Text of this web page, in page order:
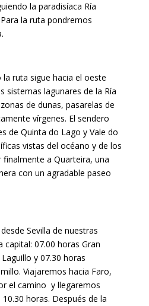
la paradisíaca Ría
la ruta pondremos
ruta sigue hacia el oeste
sistemas lagunares de la Ría
de dunas, pasarelas de
vírgenes. El sendero
de Quinta do Lago y Vale do
vistas del océano y de los
a Quarteira, una
con un agradable paseo
Sevilla de nuestras
capital: 07.00 horas Gran
y 07.30 horas
Viajaremos hacia Faro,
el camino y llegaremos
horas. Después de la